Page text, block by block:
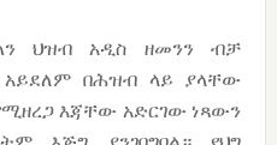
ህዝብ አዲስ ዘመንን ብቻ
በሕዝብ ላይ ያላቸው
እጃቸው አድርገው ነጻውን